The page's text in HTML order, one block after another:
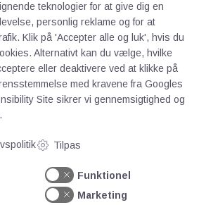
teknologier for at give dig en
personlig reklame og for at
Klik på 'Accepter alle og luk', hvis du
Alternativt kan du vælge, hvilke
eller deaktivere ved at klikke på
med kravene fra Googles
Site sikrer vi gennemsigtighed og
Tilpas
Funktionel
Marketing